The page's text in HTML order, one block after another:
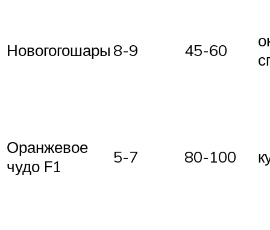
Новогогошары 8-9 45-60
Оранжевое
чудо F1
5-7 80-100